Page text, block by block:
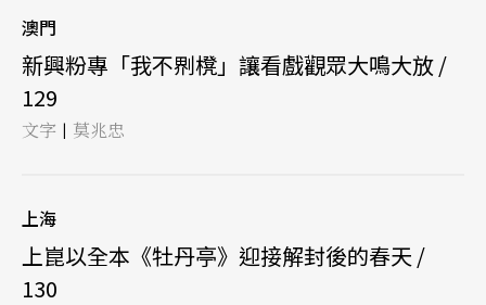
澳門
新興粉專「我不𠝹櫈」讓看戲觀眾大鳴大放 /
129
文字 | 莫兆忠
上海
上崑以全本《牡丹亭》迎接解封後的春天 /
130